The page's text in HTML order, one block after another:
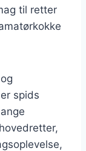
til retter
spids